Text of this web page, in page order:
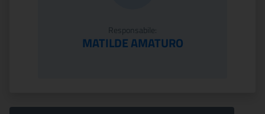
Responsabile:
MATILDE AMATURO